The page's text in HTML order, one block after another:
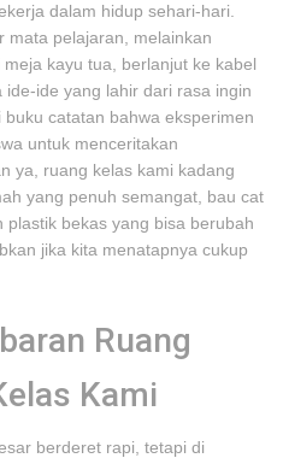
dalam hidup sehari-hari.
mata pelajaran, melainkan
kayu tua, berlanjut ke kabel
ide yang lahir dari rasa ingin
catatan bahwa eksperimen
untuk menceritakan
ya, ruang kelas kami kadang
yang penuh semangat, bau cat
bekas yang bisa berubah
jika kita menatapnya cukup
Ruang
Kami
berderet rapi, tetapi di